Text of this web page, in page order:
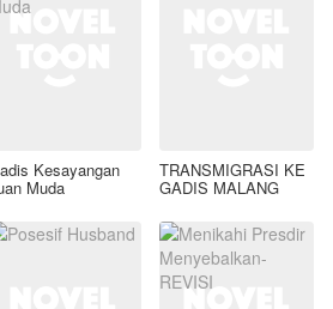
Kesayangan
Muda
TRANSMIGRASI KE
GADIS MALANG